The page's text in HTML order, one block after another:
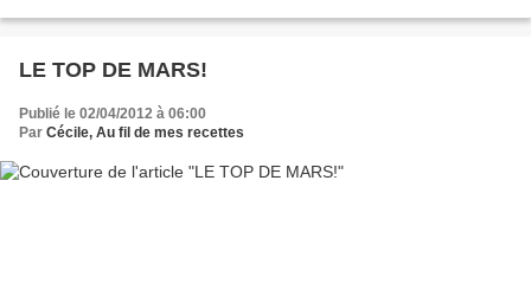
LE TOP DE MARS!
Publié le 02/04/2012 à 06:00
Par Cécile, Au fil de mes recettes